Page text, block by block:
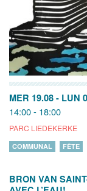
MER 19.08 - LUN
14:00 - 18:00
PARC LIEDEKERKE
COMMUNAL FÊTE
BRON VAN